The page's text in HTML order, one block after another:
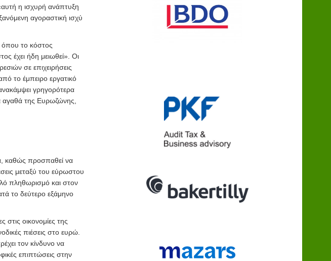
η ισχυρή ανάπτυξη
αγοραστική ισχύ
όπου το κόστος
έχει ήδη μειωθεί». Οι
σε επιχειρήσεις
το έμπειρο εργατικό
γρηγορότερα
αγαθά της Ευρωζώνης,
καθώς προσπαθεί να
μεταξύ του εύρωστου
πληθωρισμό και στον
το δεύτερο εξάμηνο
οικονομίες της
πιέσεις στο ευρώ.
τον κίνδυνο να
επιπτώσεις στην